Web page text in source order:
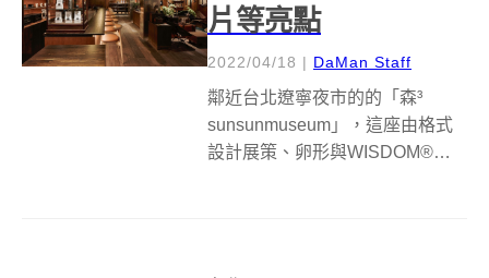
片等亮點
2022/04/18 | DaMan Staff
鄰近台北遼寧夜市的的「森³
sunsunmuseum」，這座由格式
設計展策、卵形與WISDOM®三